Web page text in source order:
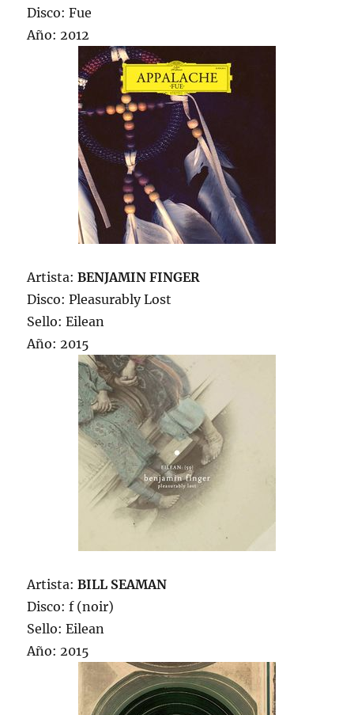
Disco: Fue
Año: 2012
Artista:BENJAMIN FINGER
Disco: Pleasurably Lost
Sello: Eilean
Año: 2015
Artista:BILL SEAMAN
Disco: f (noir)
Sello: Eilean
Año: 2015